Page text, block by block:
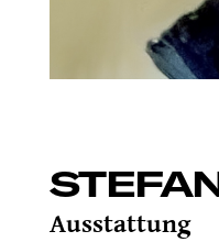
Ausstattung